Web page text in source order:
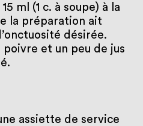
ml (1 c. à soupe) à la
la préparation ait
désirée.
et un peu de jus
assiette de service